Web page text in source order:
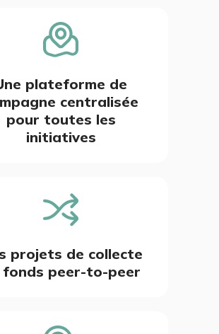
plateforme de
centralisée
pour toutes les
initiatives
projets de collecte
fonds peer-to-peer